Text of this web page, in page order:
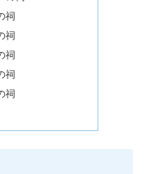
祠
祠
祠
祠
祠